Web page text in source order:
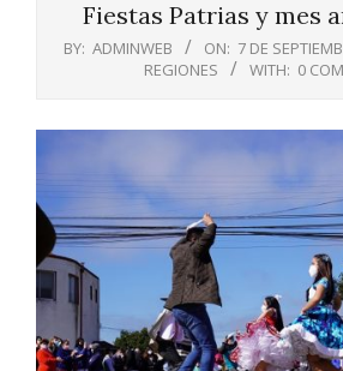
Fiestas Patrias y mes
BY: ADMINWEB ON: 7 DE
REGIONES
WITH: 0